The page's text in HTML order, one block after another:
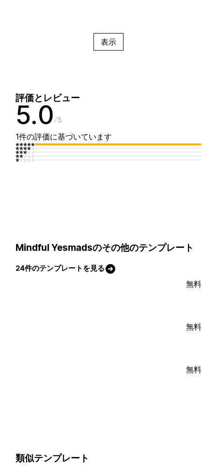
表示
評価とレビュー
5.0 5
1件の評価に基づいています
Mindful Yesmadsのその他のテンプレート
24件のテンプレートを見る
無料
無料
無料
類似テンプレート